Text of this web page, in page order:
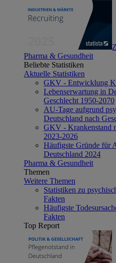
Pharma & Gesundheit
Beliebte Statistiken
Aktuelle Statistiken
GKV - Entwicklung
Lebenserwartung in
Geschlecht 1950-2070
AU-Tage aufgrund
Deutschland nach
GKV - Krankenstand
2023-2026
Häufigste Gründe für
Deutschland 2024
Pharma & Gesundheit
Themen
Weitere Themen
Statistiken zu
Fakten
Häufigste
Fakten
Top Report